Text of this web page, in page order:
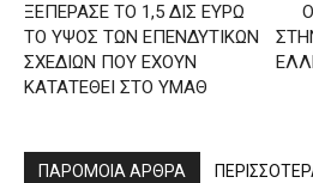
ΞΕΠΕΡΑΣΕ ΤΟ 1,5 ΔΙΣ ΕΥΡΩ
ΤΟ ΥΨΟΣ ΤΩΝ ΕΠΕΝΔΥΤΙΚΩΝ
ΣΧΕΔΙΩΝ ΠΟΥ ΕΧΟΥΝ
ΚΑΤΑΤΕΘΕΙ ΣΤΟ ΥΜΑΘ
ΠΑΡΟΜΟΙΑ ΑΡΘΡΑ